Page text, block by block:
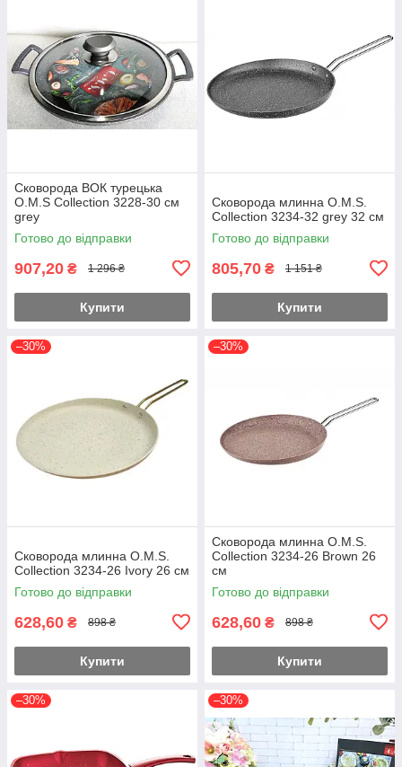
Сковорода ВОК турецька
O.M.S Collection 3228-30 см
grey
Готово до відправки
907,20 ₴ 1 296 ₴
Купити
Сковорода млинна O.M.S.
Collection 3234-32 grey 32 см
Готово до відправки
805,70 ₴ 1 151 ₴
Купити
–30%
Сковорода млинна O.M.S.
Collection 3234-26 Ivory 26 см
Готово до відправки
628,60 ₴ 898 ₴
Купити
–30%
Сковорода млинна O.M.S.
Collection 3234-26 Brown 26
см
Готово до відправки
628,60 ₴ 898 ₴
Купити
–30% –30%